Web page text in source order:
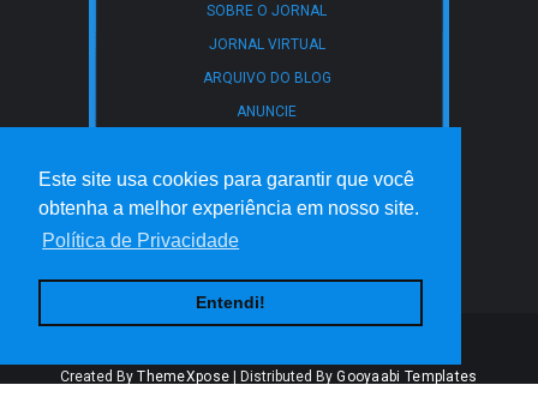
Este site usa cookies para garantir que você
obtenha a melhor experiência em nosso site.
Política de Privacidade
Entendi!
SOBRE O JORNAL
JORNAL VIRTUAL
ARQUIVO DO BLOG
ANUNCIE
CONTATO
POLÍTICA DE PRIVACIDADE
TERMOS DE USO
Created ByThemeXpose | Distributed ByGooyaabi Templates